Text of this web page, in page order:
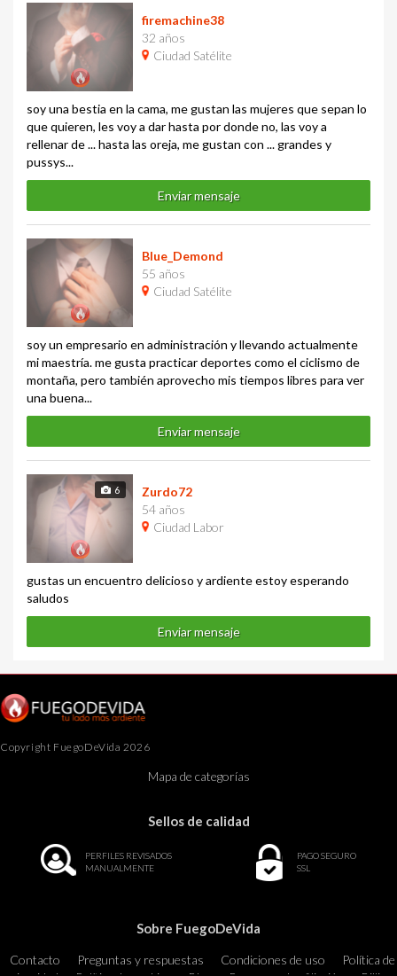
firemachine38
32 años
Ciudad Satélite
soy una bestia en la cama, me gustan las mujeres que sepan lo
que quieren, les voy a dar hasta por donde no, las voy a
rellenar de ... hasta las oreja, me gustan con ... grandes y
pussys...
Enviar mensaje
Blue_Demond
55 años
Ciudad Satélite
soy un empresario en administración y llevando actualmente
mi maestría. me gusta practicar deportes como el ciclismo de
montaña, pero también aprovecho mis tiempos libres para ver
una buena...
Enviar mensaje
6
Zurdo72
54 años
Ciudad Labor
gustas un encuentro delicioso y ardiente estoy esperando
saludos
Enviar mensaje
Copyright FuegoDeVida 2026
Mapa de categorías
Sellos de calidad
PERFILES REVISADOS
MANUALMENTE
PAGO SEGURO
SSL
Sobre FuegoDeVida
Contacto Preguntas y respuestas Condiciones de uso
Política de